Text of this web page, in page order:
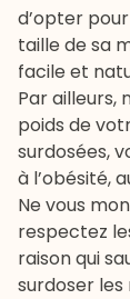
d’opter
taille de sa
facile et
Par ailleurs,
poids de
surdosées,
à l’obésité,
Ne vous
respectez
raison qui
surdoser